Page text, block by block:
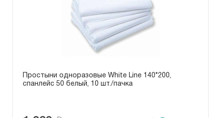
Простыни одноразовые White Line 140*200,
спанлейс 50 белый, 10 шт./пачка